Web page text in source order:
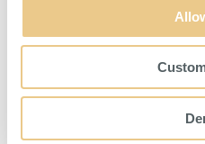
Hyllkonsoler